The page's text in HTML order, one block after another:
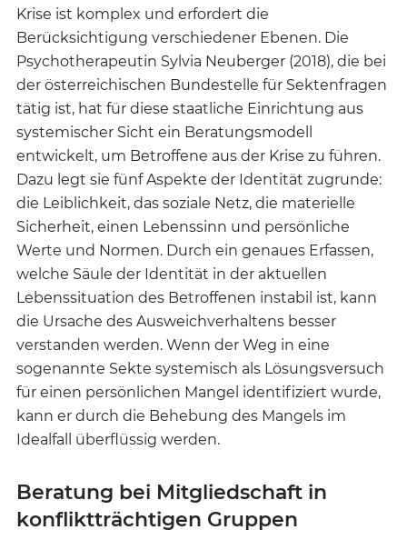
Krise ist komplex und erfordert die
Berücksichtigung verschiedener Ebenen. Die
Psychotherapeutin Sylvia Neuberger (2018), die bei
der österreichischen Bundestelle für Sektenfragen
tätig ist, hat für diese staatliche Einrichtung aus
systemischer Sicht ein Beratungsmodell
entwickelt, um Betroffene aus der Krise zu führen.
Dazu legt sie fünf Aspekte der Identität zugrunde:
die Leiblichkeit, das soziale Netz, die materielle
Sicherheit, einen Lebenssinn und persönliche
Werte und Normen. Durch ein genaues Erfassen,
welche Säule der Identität in der aktuellen
Lebenssituation des Betroffenen instabil ist, kann
die Ursache des Ausweichverhaltens besser
verstanden werden. Wenn der Weg in eine
sogenannte Sekte systemisch als Lösungsversuch
für einen persönlichen Mangel identifiziert wurde,
kann er durch die Behebung des Mangels im
Idealfall überflüssig werden.
Beratung bei Mitgliedschaft in
konfliktträchtigen Gruppen